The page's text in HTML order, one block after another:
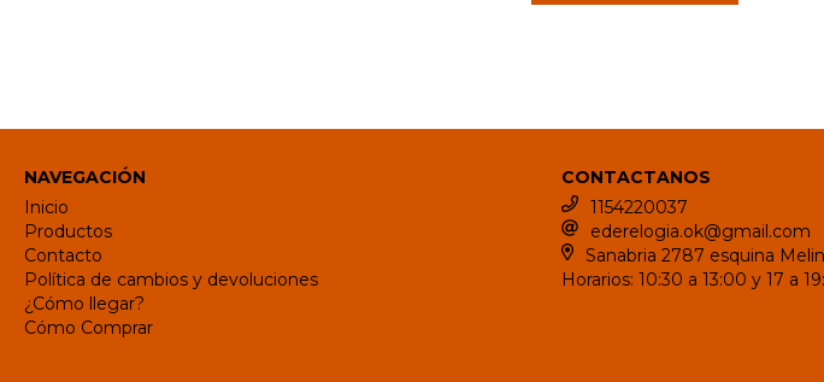
NAVEGACIÓN
Inicio
Productos
Contacto
Política de cambios y devoluciones
¿Cómo llegar?
Cómo Comprar
CONTACTANOS
1154220037
ederelogia.ok@gmail.com
Sanabria 2787 esquina
Horarios: 10:30 a 13:00 y 17 a